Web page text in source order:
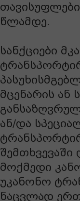
წლამდე.
სანქციები
მცენარის ან
ან/და
შემთხვევაში
მოქმედი
უკანონო
ნაცვლად